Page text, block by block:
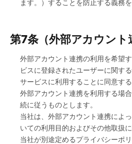
ます。）することを防止する義務を
第7条（外部アカウント
外部アカウント連携の利用を希望
ビスに登録されたユーザーに関す
サービスに利用することに同意する
外部アカウント連携を利用する場
続に従うものとします。
当社は、外部アカウント連携によ
いての利用目的およびその他取扱
当社が別途定めるプライバシーポ